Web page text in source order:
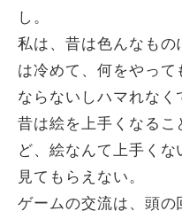
し。
私は、昔は色んなもの
は冷めて、何をやって
ならないしハマれなく
昔は絵を上手くなるこ
ど、絵なんて上手くな
見てもらえない。
ゲームの交流は、頭